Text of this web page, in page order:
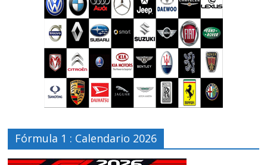
Fórmula 1 : Calendario 2026